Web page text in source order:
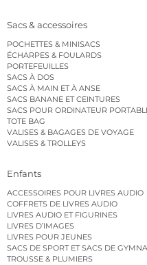
Sacs & accessoires
POCHETTES & MINISACS
ÉCHARPES & FOULARDS
PORTEFEUILLES
SACS À DOS
SACS À MAIN ET À ANSE
SACS BANANE ET CEINTURES
SACS POUR ORDINATEUR
TOTE BAG
VALISES & BAGAGES DE VOYAGE
VALISES & TROLLEYS
Enfants
ACCESSOIRES POUR LIVRES AUDIO
COFFRETS DE LIVRES AUDIO
LIVRES AUDIO ET FIGURINES
LIVRES D’IMAGES
LIVRES POUR JEUNES
SACS DE SPORT ET SACS DE
TROUSSE & PLUMIERS